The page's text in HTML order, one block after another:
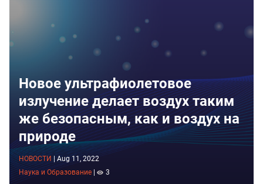
Новое ультрафиолетовое
излучение делает воздух таким
же безопасным, как и воздух на
природе
НОВОСТИ | Aug 11, 2022
Наука и Образование
3